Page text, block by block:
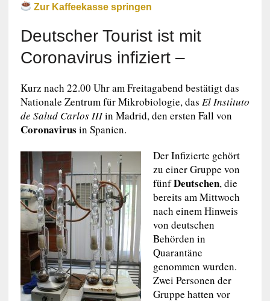
Zur Kaffeekasse springen
Deutscher Tourist ist mit
Coronavirus infiziert –
Kurz nach 22.00 Uhr am Freitagabend bestätigt das
Nationale Zentrum für Mikrobiologie, das El Instituto
de Salud Carlos IIIin Madrid, den ersten Fall von
Coronavirus in Spanien.
Der Infizierte gehört
zu einer Gruppe von
fünfDeutschen, die
bereits am Mittwoch
nach einem Hinweis
von deutschen
Behörden in
Quarantäne
genommen wurden.
Zwei Personen der
Gruppe hatten vor